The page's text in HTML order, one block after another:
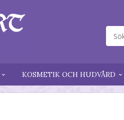
KOSMETIK OCH HUDVÅRD